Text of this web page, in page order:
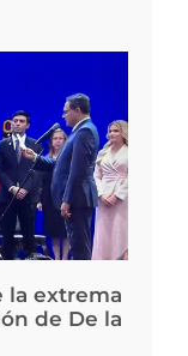
la extrema
de De la